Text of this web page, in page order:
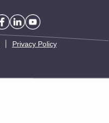
Privacy Policy